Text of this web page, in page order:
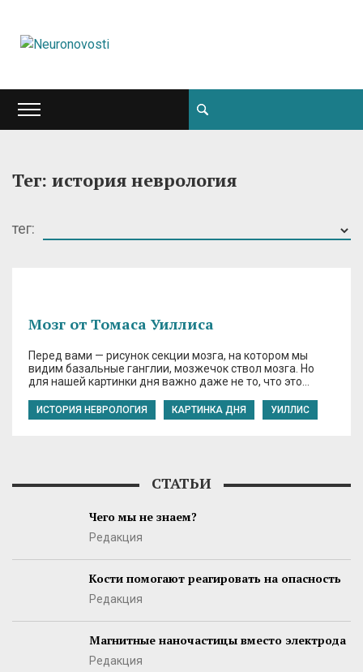
Тег: история неврология
тег:
Мозг от Томаса Уиллиса
Перед вами — рисунок секции мозга, на котором мы
видим базальные ганглии, мозжечок ствол мозга. Но
для нашей картинки дня важно даже не то, что это…
ИСТОРИЯ НЕВРОЛОГИЯ КАРТИНКА ДНЯ УИЛЛИС
СТАТЬИ
Чего мы не знаем?
Редакция
Кости помогают реагировать на опасность
Редакция
Магнитные наночастицы вместо электрода
Редакция